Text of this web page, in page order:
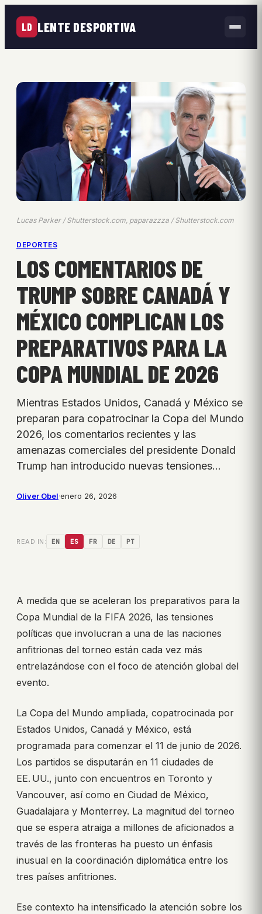
LD LENTE DESPORTIVA
Lucas Parker / Shutterstock.com, paparazzza / Shutterstock.com
DEPORTES
LOS COMENTARIOS DE
TRUMP SOBRE CANADÁ Y
MÉXICO COMPLICAN LOS
PREPARATIVOS PARA LA
COPA MUNDIAL DE 2026
Mientras Estados Unidos, Canadá y México se
preparan para copatrocinar la Copa del Mundo
2026, los comentarios recientes y las
amenazas comerciales del presidente Donald
Trump han introducido nuevas tensiones…
Oliver Obel·enero 26, 2026
READ IN: EN ES FR DE PT
A medida que se aceleran los preparativos para la
Copa Mundial de la FIFA 2026, las tensiones
políticas que involucran a una de las naciones
anfitrionas del torneo están cada vez más
entrelazándose con el foco de atención global del
evento.
La Copa del Mundo ampliada, copatrocinada por
Estados Unidos, Canadá y México, está
programada para comenzar el 11 de junio de 2026.
Los partidos se disputarán en 11 ciudades de
EE. UU., junto con encuentros en Toronto y
Vancouver, así como en Ciudad de México,
Guadalajara y Monterrey. La magnitud del torneo
que se espera atraiga a millones de aficionados a
través de las fronteras ha puesto un énfasis
inusual en la coordinación diplomática entre los
tres países anfitriones.
Ese contexto ha intensificado la atención sobre los